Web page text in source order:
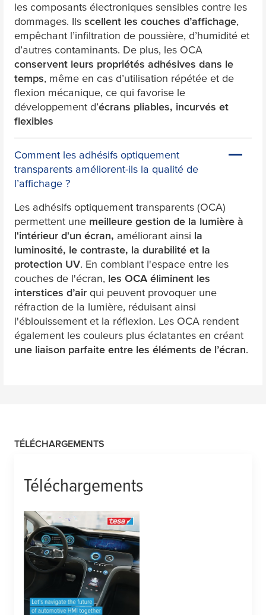
les composants électroniques sensibles contre les
dommages. Ils scellent les couches d’affichage,
empêchant l’infiltration de poussière, d’humidité et
d’autres contaminants. De plus, les OCA
conservent leurs propriétés adhésives dans le
temps, même en cas d’utilisation répétée et de
flexion mécanique, ce qui favorise le
développement d’écrans pliables, incurvés et
flexibles
Comment les adhésifs optiquement
transparents améliorent-ils la qualité de
l’affichage ?
Les adhésifs optiquement transparents (OCA)
permettent une meilleure gestion de la lumière à
l'intérieur d'un écran, améliorant ainsi la
luminosité, le contraste, la durabilité et la
protection UV. En comblant l'espace entre les
couches de l'écran, les OCA éliminent les
interstices d’air qui peuvent provoquer une
réfraction de la lumière, réduisant ainsi
l'éblouissement et la réflexion. Les OCA rendent
également les couleurs plus éclatantes en créant
une liaison parfaite entre les éléments de l’écran.
TÉLÉCHARGEMENTS
Téléchargements